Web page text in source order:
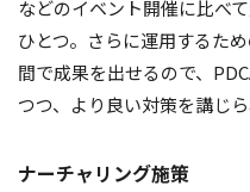
などのイベント開催に比べ
ひとつ。さらに運用するた
間で成果を出せるので、
つつ、より良い対策を講じら
ナーチャリング施策